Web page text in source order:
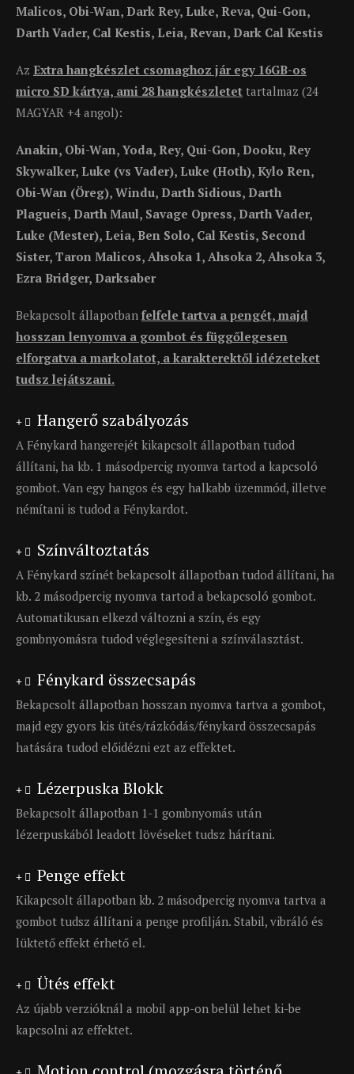
Malicos, Obi-Wan, Dark Rey, Luke, Reva, Qui-Gon,
Darth Vader, Cal Kestis, Leia, Revan, Dark Cal Kestis
Az Extra hangkészlet csomaghoz jár egy 16GB-os
micro SD kártya, ami 28 hangkészletet tartalmaz (24
MAGYAR +4 angol):
Anakin, Obi-Wan, Yoda, Rey, Qui-Gon, Dooku, Rey
Skywalker, Luke (vs Vader), Luke (Hoth), Kylo Ren,
Obi-Wan (Öreg), Windu, Darth Sidious, Darth
Plagueis, Darth Maul, Savage Opress, Darth Vader,
Luke (Mester), Leia, Ben Solo, Cal Kestis, Second
Sister, Taron Malicos, Ahsoka 1, Ahsoka 2, Ahsoka 3,
Ezra Bridger, Darksaber
Bekapcsolt állapotban felfele tartva a pengét, majd
hosszan lenyomva a gombot és függőlegesen
elforgatva a markolatot, a karakterektől idézeteket
tudsz lejátszani.
Hangerő szabályozás
A Fénykard hangerejét kikapcsolt állapotban tudod
állítani, ha kb. 1 másodpercig nyomva tartod a kapcsoló
gombot. Van egy hangos és egy halkabb üzemmód, illetve
némítani is tudod a Fénykardot.
Színváltoztatás
A Fénykard színét bekapcsolt állapotban tudod állítani, ha
kb. 2 másodpercig nyomva tartod a bekapcsoló gombot.
Automatikusan elkezd változni a szín, és egy
gombnyomásra tudod véglegesíteni a színválasztást.
Fénykard összecsapás
Bekapcsolt állapotban hosszan nyomva tartva a gombot,
majd egy gyors kis ütés/rázkódás/fénykard összecsapás
hatására tudod előidézni ezt az effektet.
Lézerpuska Blokk
Bekapcsolt állapotban 1-1 gombnyomás után
lézerpuskából leadott lövéseket tudsz hárítani.
Penge effekt
Kikapcsolt állapotban kb. 2 másodpercig nyomva tartva a
gombot tudsz állítani a penge profilján. Stabil, vibráló és
lüktető effekt érhető el.
Ütés effekt
Az újabb verzióknál a mobil app-on belül lehet ki-be
kapcsolni az effektet.